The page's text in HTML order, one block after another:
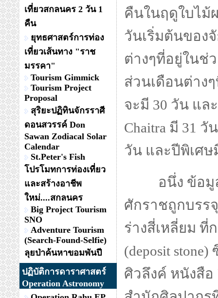
เที่ยวสกลนคร 2 วัน 1
คืน
ยุทธศาสตร์การท่อง
เที่ยวเส้นทาง "ราช
มรรคา"
Tourism Gimmick
Tourism Project
Proposal
สุริยะปฏิทินจักรราศี
ดอนสวรรค์ Don
Sawan Zodiacal Solar
Calendar
St.Peter's Fish
โปรโมทการท่องเที่ยว
และสร้างอาชีพ
ใหม่....สกลนคร
Big Project Tourism
SNO
Adventure Tourism
(Search-Found-Selfie)
ลุยป่าค้นหาขอมพันปี
ปฏิบัติการดาราศาสตร์
Operation Astronomy
คืนในฤดูใบไม้
วันเริ่มต้นของ
ต่างๆที่อยู่ในช่
ส่วนเดือนต่าง
จะมี 30 วัน แล
Chaitra มี 31 วั
วัน และปีพิเศษ
อนึ่ง ข้อมูลท
ศักราชถูกบรร
ร่างสี่เหลี่ยม ที่
(deposit
ศิวลึงค์ หนังสือ